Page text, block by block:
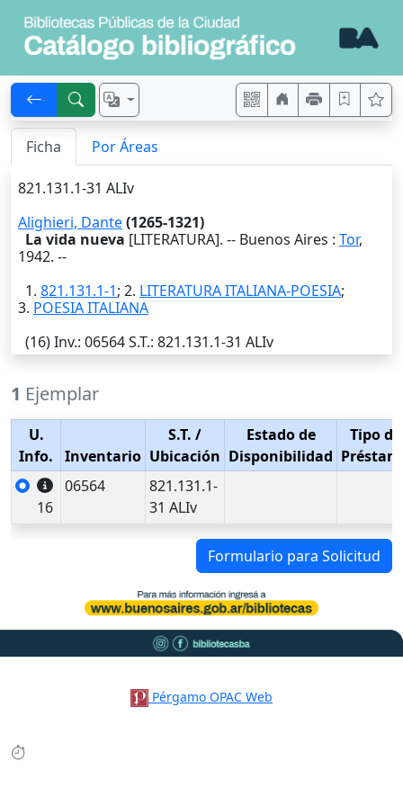
Ficha Por Áreas
821.131.1-31 ALIv
Alighieri, Dante(1265-1321)
La vida nueva [LITERATURA]. -- Buenos Aires : Tor,
1942. --
1. 821.131.1-1; 2. LITERATURA ITALIANA-POESIA;
3. POESIA ITALIANA
(16)Inv.: 06564S.T.: 821.131.1-31 ALIv
1 Ejemplar
U.
Info.
Inventario
S.T. /
Ubicación
Estado de
Disponibilidad
Tipo de
16
06564
821.131.1-
31 ALIv
Formulario para Solicitud
Pérgamo OPAC Web